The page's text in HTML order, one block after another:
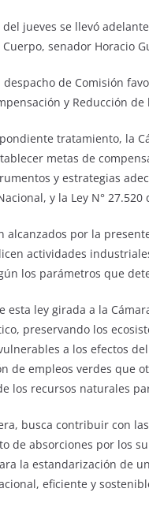
del jueves se llevó
senador Horacio
despacho de Comisión
y Reducción de
tratamiento, la
metas de
y estrategias
y la Ley N°
alcanzados por la
actividades
los parámetros que
esta ley girada a la
preservando los
a los efectos
de empleos verdes que
los recursos naturales
busca contribuir con
de absorciones por los
la estandarización de
eficiente y